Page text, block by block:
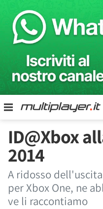
ID@Xbox
2014
A ridosso
per Xbox One, ne
ve li raccontiamo